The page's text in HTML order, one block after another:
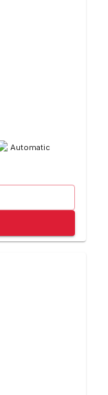
Automatic